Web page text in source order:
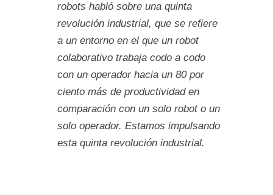
robots habló sobre una quinta
revolución industrial, que se refiere
a un entorno en el que un robot
colaborativo trabaja codo a codo
con un operador hacia un 80 por
ciento más de productividad en
comparación con un solo robot o un
solo operador. Estamos impulsando
esta quinta revolución industrial.